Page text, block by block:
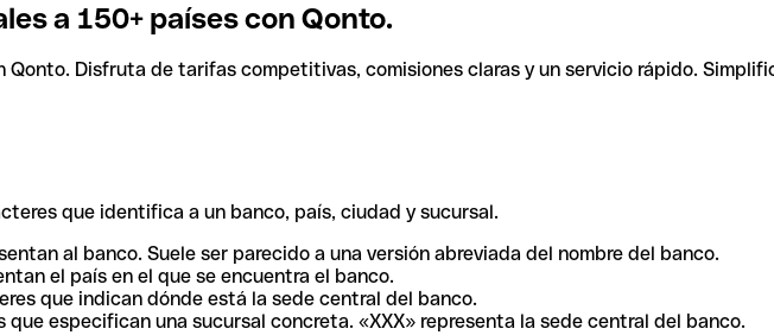
a 150+ países con Qonto.
Disfruta de tarifas competitivas, comisiones claras y un servicio rápido.
que identifica a un banco, país, ciudad y sucursal.
al banco. Suele ser parecido a una versión abreviada del nombre del banco.
el país en el que se encuentra el banco.
que indican dónde está la sede central del banco.
que especifican una sucursal concreta. «XXX» representa la sede central del banco.